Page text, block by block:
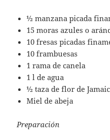
½ manzana picada
15 moras azules o
10 fresas picadas
10 frambuesas
1 rama de canela
1 l de agua
½ taza de flor de
Miel de abeja
Preparación